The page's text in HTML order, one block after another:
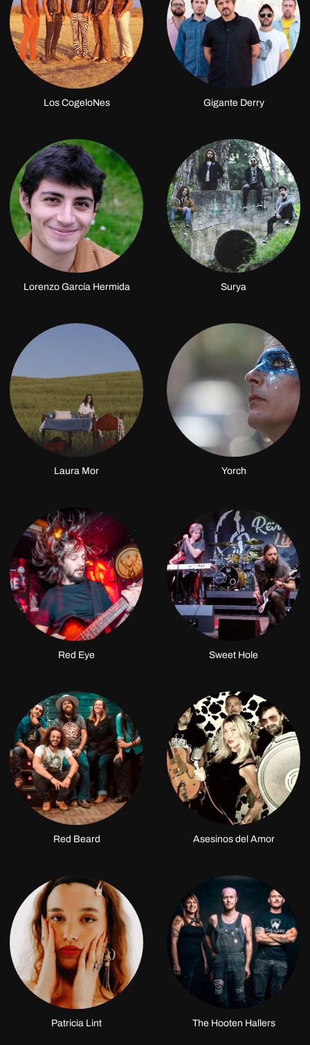
Los CogeloNes Gigante Derry
Lorenzo García Hermida Surya
Laura Mor Yorch
Red Eye Sweet Hole
Red Beard Asesinos del Amor
Patricia Lint The Hooten Hallers